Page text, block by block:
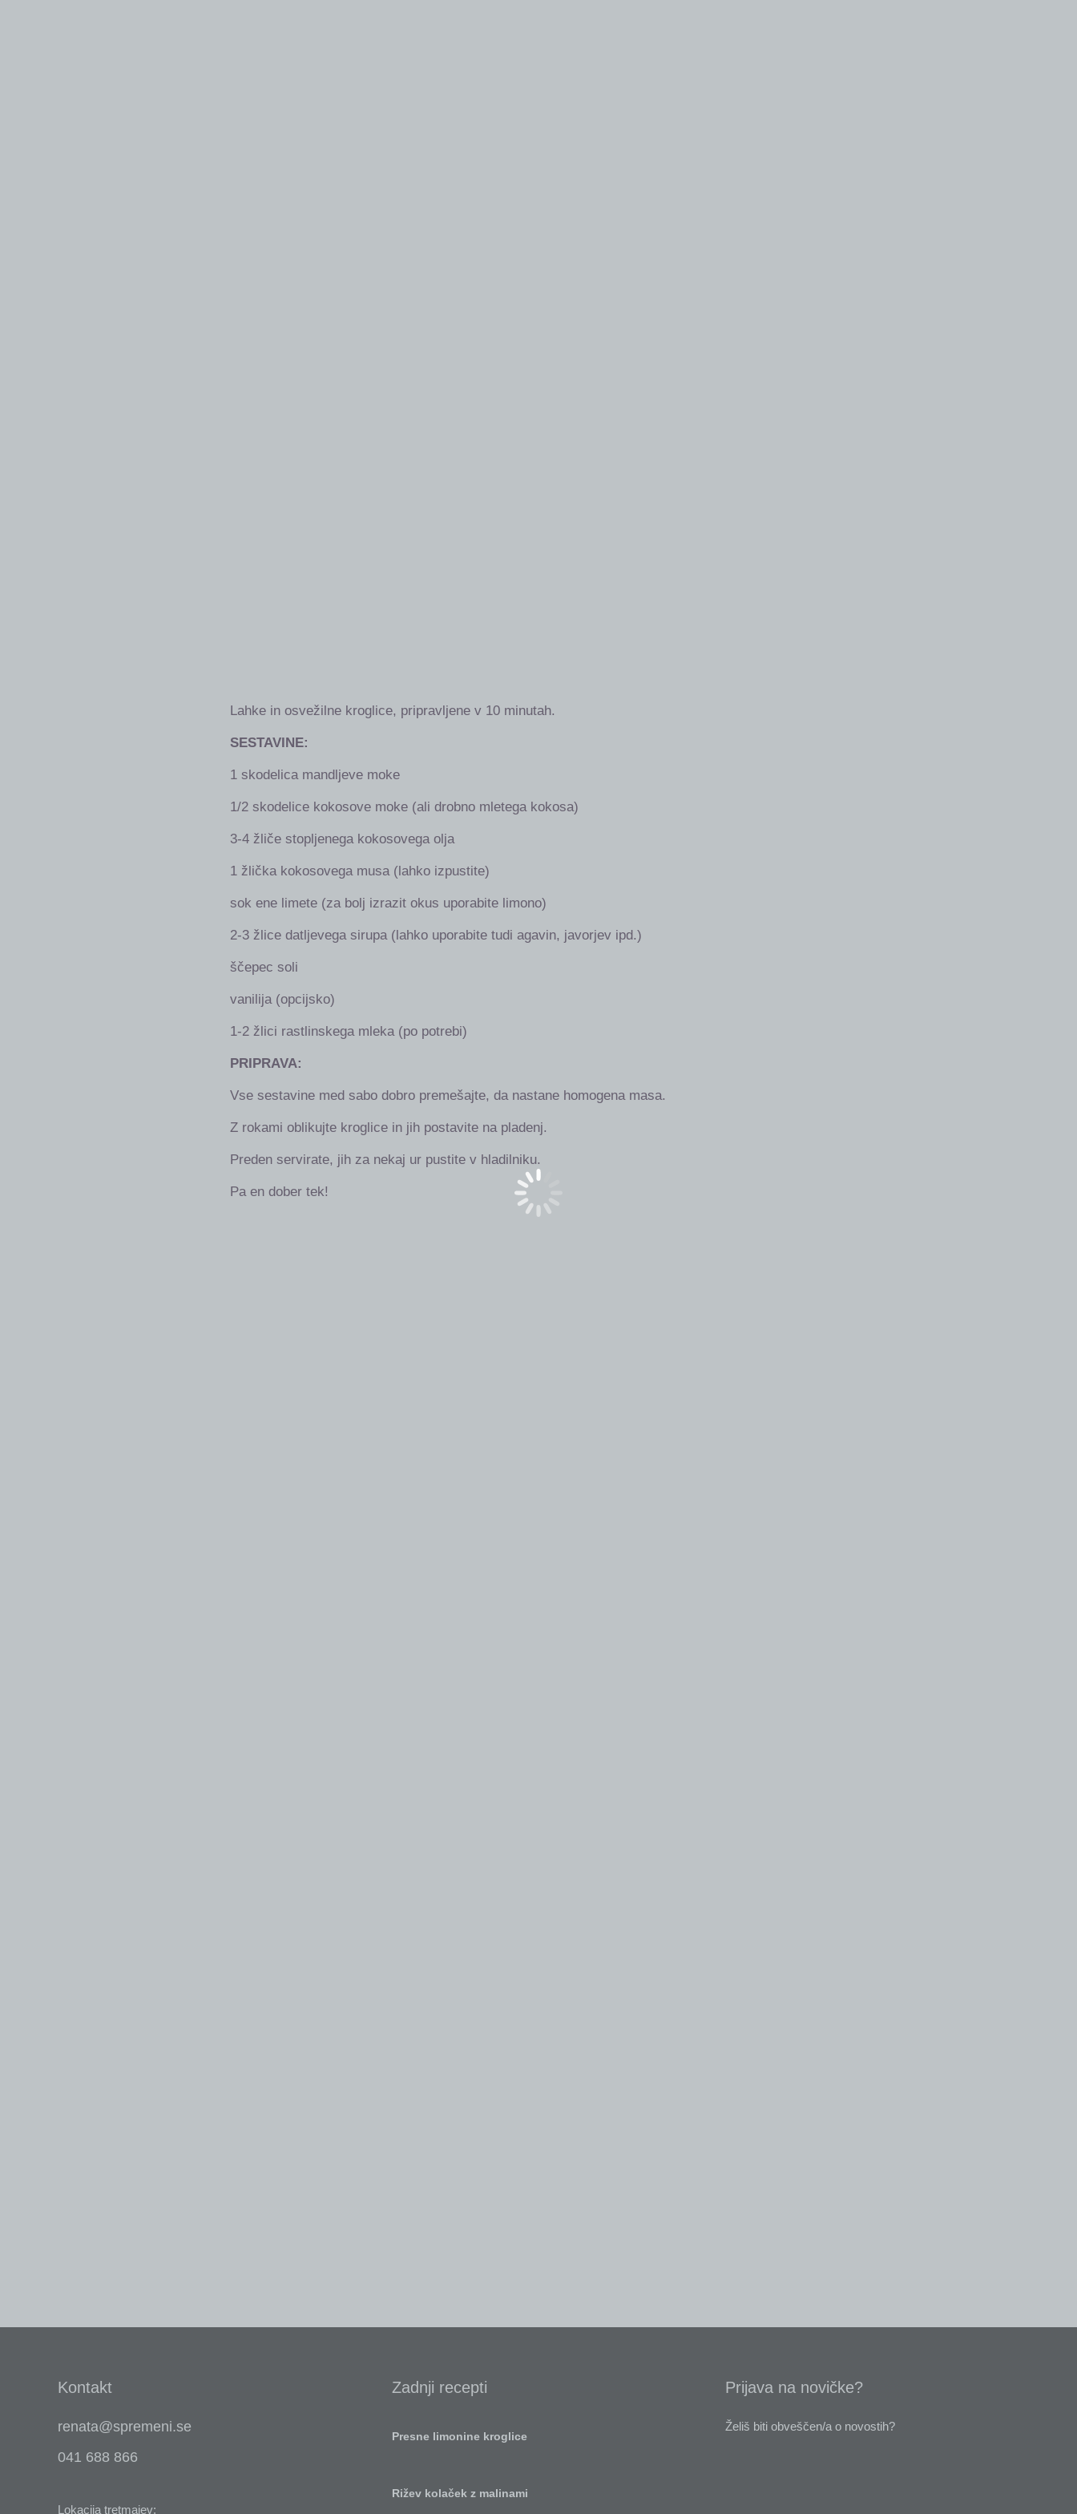
Lahke in osvežilne kroglice, pripravljene v 10 minutah.
SESTAVINE:
1 skodelica mandljeve moke
1/2 skodelice kokosove moke (ali drobno mletega kokosa)
3-4 žliče stopljenega kokosovega olja
1 žlička kokosovega musa (lahko izpustite)
sok ene limete (za bolj izrazit okus uporabite limono)
2-3 žlice datljevega sirupa (lahko uporabite tudi agavin, javorjev ipd.)
ščepec soli
vanilija (opcijsko)
1-2 žlici rastlinskega mleka (po potrebi)
PRIPRAVA:
Vse sestavine med sabo dobro premešajte, da nastane homogena masa.
Z rokami oblikujte kroglice in jih postavite na pladenj.
Preden servirate, jih za nekaj ur pustite v hladilniku.
Pa en dober tek!
Kontakt
renata@spremeni.se
041 688 866
Lokacija tretmajev:
Zadnji recepti
Presne limonine kroglice
Rižev kolaček z malinami
Prijava na novičke?
Želiš biti obveščen/a o novostih?